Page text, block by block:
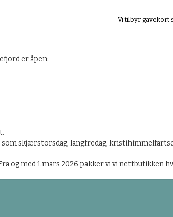
Vi tilbyr gavekort
er åpen:
skjærstorsdag, langfredag,
og med 1.mars 2026 pakker vi vi nettbutikken